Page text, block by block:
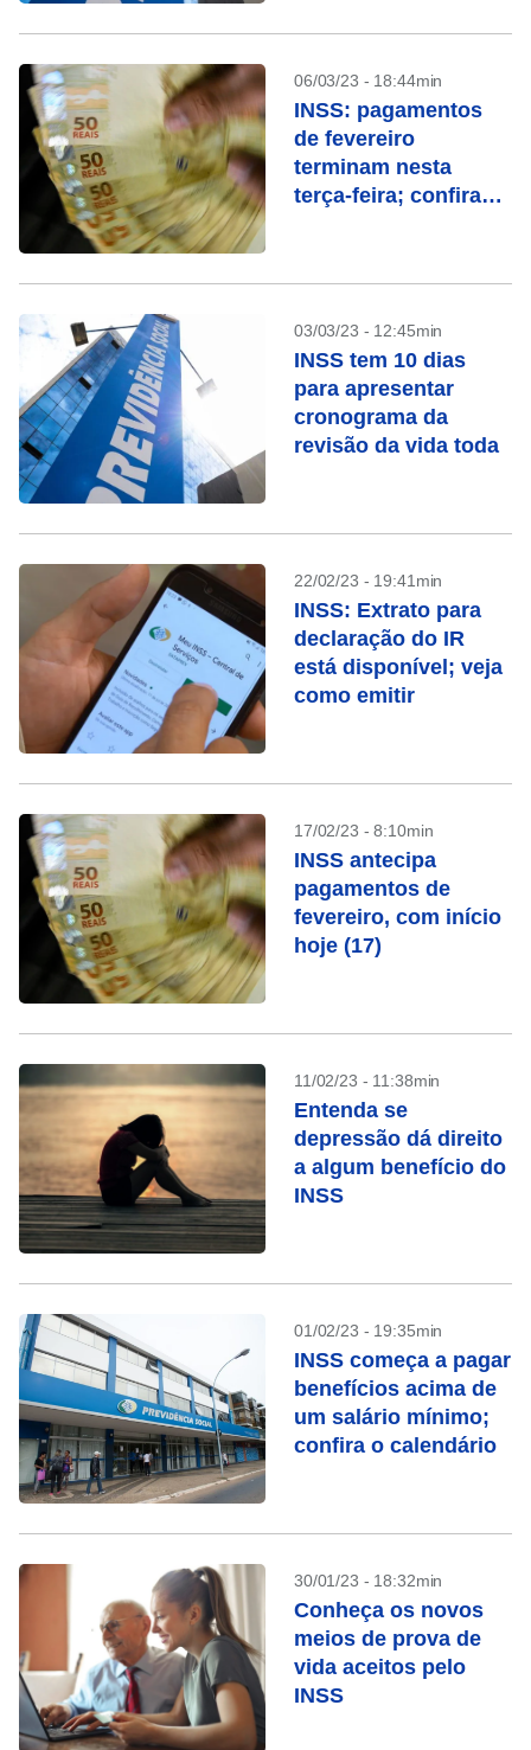
06/03/23 - 18:44min
INSS: pagamentos
de fevereiro
terminam nesta
terça-feira; confira
03/03/23 - 12:45min
INSS tem 10 dias
para apresentar
cronograma da
revisão da vida toda
22/02/23 - 19:41min
INSS: Extrato para
declaração do IR
está disponível; veja
como emitir
17/02/23 - 8:10min
INSS antecipa
pagamentos de
fevereiro, com início
hoje (17)
11/02/23 - 11:38min
Entenda se
depressão dá direito
a algum benefício do
INSS
01/02/23 - 19:35min
INSS começa a pagar
benefícios acima de
um salário mínimo;
confira o calendário
30/01/23 - 18:32min
Conheça os novos
meios de prova de
vida aceitos pelo
INSS